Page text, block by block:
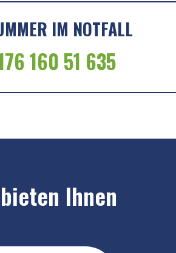
IM NOTFALL
160 51 635
Ihnen